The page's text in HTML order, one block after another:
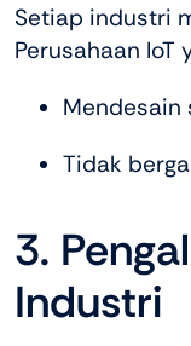
Setiap industri
Perusahaan IoT
Mendesain
Tidak
3.
Industri